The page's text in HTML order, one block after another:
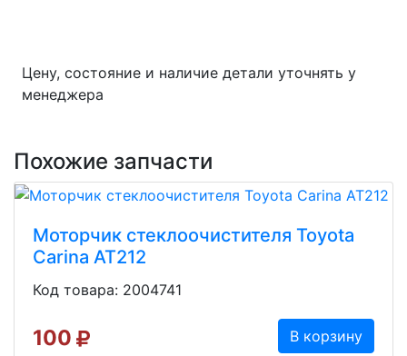
Цену, состояние и наличие детали уточнять у
менеджера
Похожие запчасти
Моторчик стеклоочистителя Toyota
Carina AT212
Код товара: 2004741
100 В корзину